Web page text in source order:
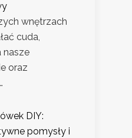
wnętrzach
cuda,
nasze
oraz
DIY:
pomysły i